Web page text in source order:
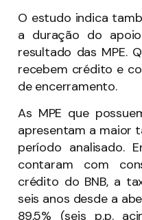
O estudo indica
a duração do
resultado das MPE.
recebem crédito e
de encerramento.
As MPE que
apresentam a maior
período analisado.
contaram com
crédito do BNB, a
seis anos desde a
89,5% (seis p.p.